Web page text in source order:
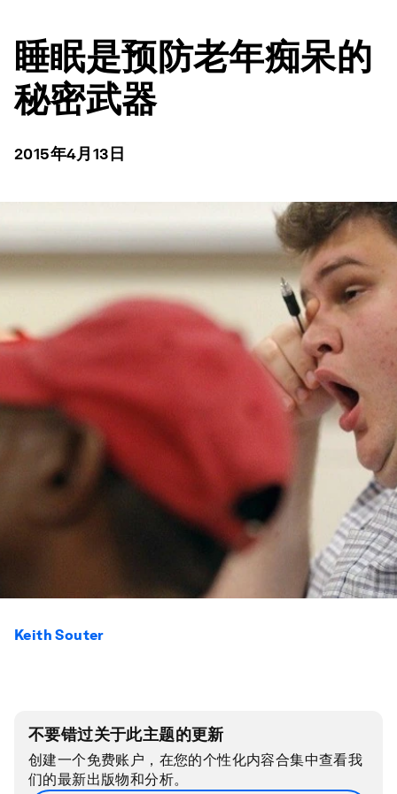
睡眠是预防老年痴呆的
秘密武器
2015年4月13日
Keith Souter
不要错过关于此主题的更新
创建一个免费账户，在您的个性化内容合集中查看我
们的最新出版物和分析。